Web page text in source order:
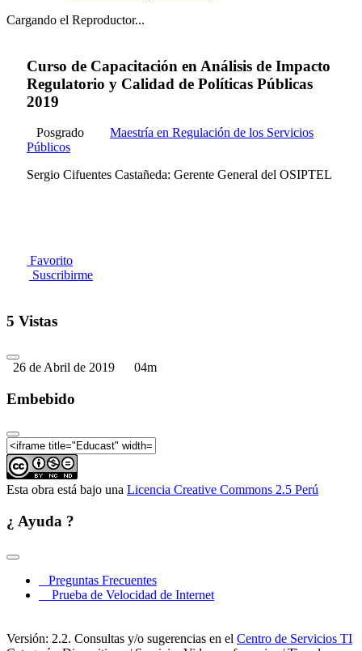
Cargando el Reproductor...
Curso de Capacitación en Análisis de Impacto
Regulatorio y Calidad de Políticas Públicas
2019
Posgrado
Maestría en Regulación de los Servicios
Públicos
Sergio Cifuentes Castañeda: Gerente General del OSIPTEL
Favorito
Suscribirme
5 Vistas
26 de Abril de 2019 04m
Embebido
Esta obra está bajo una Licencia Creative Commons 2.5 Perú
¿ Ayuda ?
Preguntas Frecuentes
Prueba de Velocidad de Internet
Versión: 2.2. Consultas y/o sugerencias en el Centro de Servicios TI